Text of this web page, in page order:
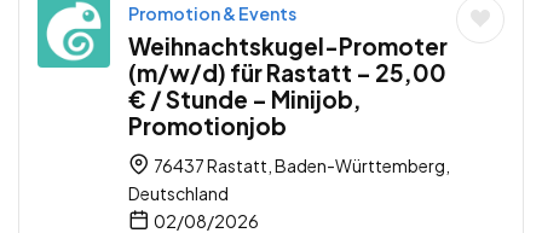
Promotion & Events
Weihnachtskugel-Promoter
(m/w/d) für Rastatt – 25,00
€ / Stunde – Minijob,
Promotionjob
76437 Rastatt, Baden-Württemberg,
Deutschland
02/08/2026